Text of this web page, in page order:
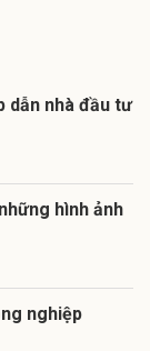
dẫn nhà đầu tư
hình ảnh
nghiệp